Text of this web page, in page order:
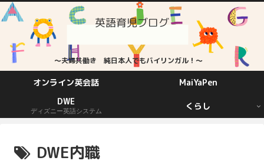
英語育児ブログ
～夫婦共働き 純日本人でもバイリンガル！～
オンライン英会話
MaiYaPen
DWE
ディズニー英語システム くらし
DWE内職